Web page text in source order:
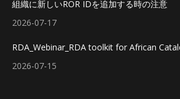
組織に新しいROR IDを追加する時の注意
2026-07-17
RDA_Webinar_RDA toolkit for African
2026-07-15